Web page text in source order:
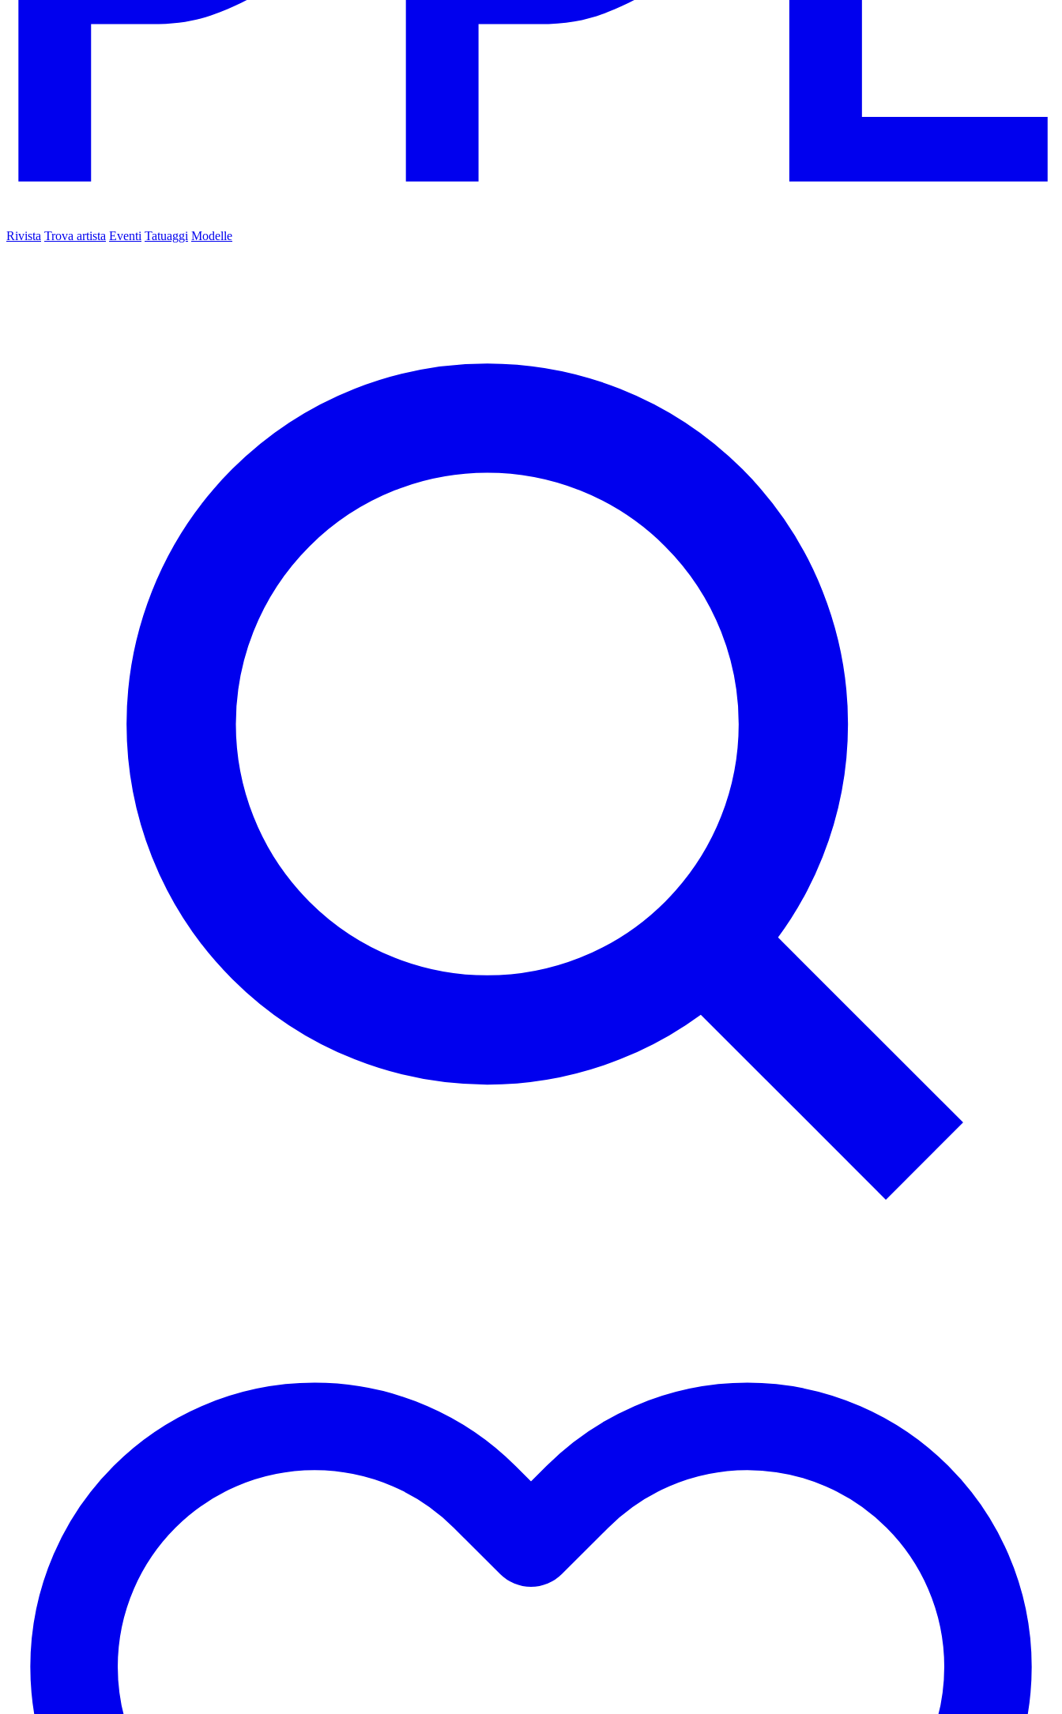
Rivista Trova artista Eventi Tatuaggi Modelle